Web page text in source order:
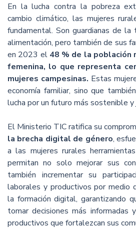
En la lucha contra la pobreza
cambio climático, las mujeres
fundamental. Son guardianas de
alimentación, pero también de sus
en 2023 el 48 % de la población
femenina, lo que representa
mujeres campesinas. Estas
economía familiar, sino que
lucha por un futuro más sostenible y
El Ministerio TIC ratifica su
la brecha digital de género,
a las mujeres rurales
permitan no solo mejorar sus
también incrementar su
laborales y productivos por medio
la formación digital, garantizando
tomar decisiones más informadas
productivos que fortalezcan sus